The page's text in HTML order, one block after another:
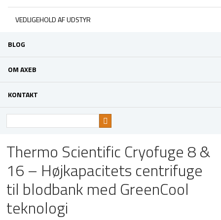
VEDLIGEHOLD AF UDSTYR
BLOG
OM AXEB
KONTAKT
efter
Thermo Scientific Cryofuge 8 &
16 – Højkapacitets centrifuge
til blodbank med GreenCool
teknologi